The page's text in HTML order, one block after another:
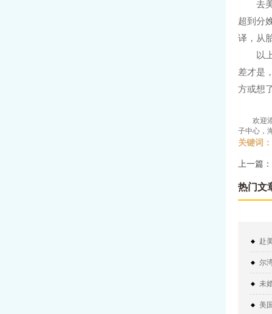
去
超到分
译，从
以
差才是
方或想
欢迎
子中心，
关键词：
上一篇：
热门文
赴
尔
未
明
美